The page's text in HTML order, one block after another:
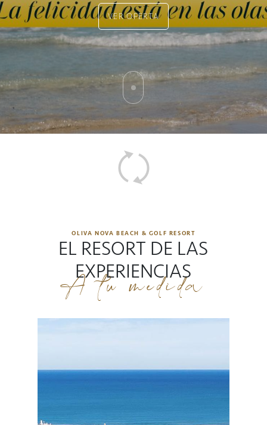
VER OFERTA
OLIVA NOVA BEACH & GOLF RESORT
EL RESORT DE LAS
EXPERIENCIAS
A tu medida